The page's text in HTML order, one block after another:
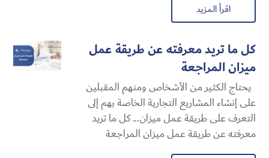
اقرأ المزيد
كل ما تريد معرفته عن طريقة عمل
ميزان المراجعة
يحتاج الكثير من الأشخاص ومنهم المقبلين
على إنشاء المشاريع التجارية الخاصة بهم إلى
التعرف على طريقة عمل ميزان... كل ما تريد
معرفته عن طريقة عمل ميزان المراجعة